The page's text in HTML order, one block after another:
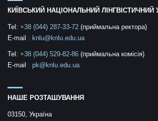
КИЇВСЬКИЙ НАЦІОНАЛЬНИЙ ЛІНГВІСТИЧНИЙ
Tel: +38 (044) 287-33-72 (приймальна ректора)
E-mail : knlu@knlu.edu.ua
Tel: +38 (044) 529-82-86 (приймальна комісія)
E-mail : pk@knlu.edu.ua
НАШЕ РОЗТАШУВАННЯ
03150, Україна